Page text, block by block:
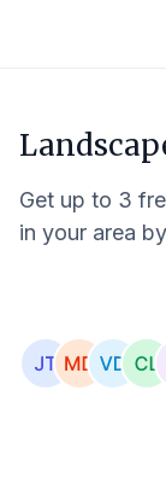
Get up to 3
in your area